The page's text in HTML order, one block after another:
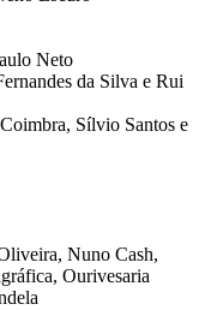
Neto
da Silva e Rui
Sílvio Santos e
Nuno Cash,
Ourivesaria